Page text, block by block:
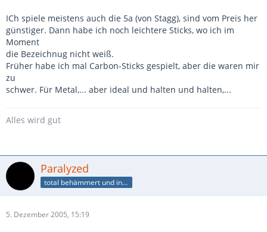
ICh spiele meistens auch die 5a (von Stagg), sind vom Preis her
günstiger. Dann habe ich noch leichtere Sticks, wo ich im
Moment
die Bezeichnug nicht weiß.
Früher habe ich mal Carbon-Sticks gespielt, aber die waren mir
zu
schwer. Für Metal,... aber ideal und halten und halten,...
Alles wird gut
Paralyzed
total behämmert und innen beplüscht
5. Dezember 2005, 15:19